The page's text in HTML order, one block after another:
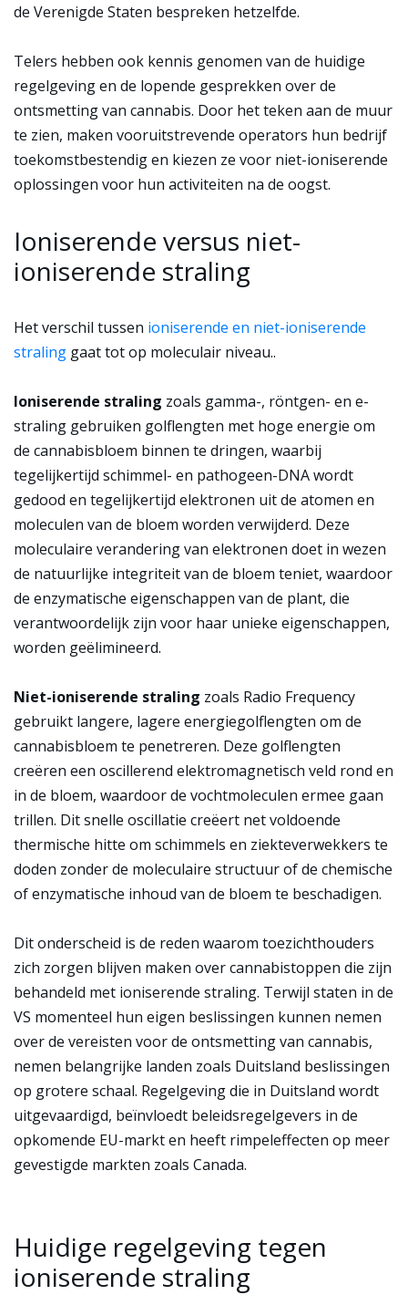
de Verenigde Staten bespreken hetzelfde.
Telers hebben ook kennis genomen van de huidige
regelgeving en de lopende gesprekken over de
ontsmetting van cannabis. Door het teken aan de muur
te zien, maken vooruitstrevende operators hun bedrijf
toekomstbestendig en kiezen ze voor niet-ioniserende
oplossingen voor hun activiteiten na de oogst.
Ioniserende versus niet-
ioniserende straling
Het verschil tussen ioniserende en niet-ioniserende
straling gaat tot op moleculair niveau..
Ioniserende straling zoals gamma-, röntgen- en e-
straling gebruiken golflengten met hoge energie om
de cannabisbloem binnen te dringen, waarbij
tegelijkertijd schimmel- en pathogeen-DNA wordt
gedood en tegelijkertijd elektronen uit de atomen en
moleculen van de bloem worden verwijderd. Deze
moleculaire verandering van elektronen doet in wezen
de natuurlijke integriteit van de bloem teniet, waardoor
de enzymatische eigenschappen van de plant, die
verantwoordelijk zijn voor haar unieke eigenschappen,
worden geëlimineerd.
Niet-ioniserende straling zoals Radio Frequency
gebruikt langere, lagere energiegolflengten om de
cannabisbloem te penetreren. Deze golflengten
creëren een oscillerend elektromagnetisch veld rond en
in de bloem, waardoor de vochtmoleculen ermee gaan
trillen. Ditsnelle oscillatie creëert net voldoende
thermische hitte om schimmels en ziekteverwekkers te
doden zonder de moleculaire structuur of de chemische
of enzymatische inhoud van de bloem te beschadigen.
Dit onderscheid is de reden waarom toezichthouders
zich zorgen blijven maken over cannabistoppen die zijn
behandeld met ioniserende straling. Terwijl staten in de
VS momenteel hun eigen beslissingen kunnen nemen
over de vereisten voor de ontsmetting van cannabis,
nemen belangrijke landen zoals Duitsland beslissingen
op grotere schaal. Regelgeving die in Duitsland wordt
uitgevaardigd, beïnvloedt beleidsregelgevers in de
opkomende EU-markt en heeft rimpeleffecten op meer
gevestigde markten zoals Canada.
Huidige regelgeving tegen
ioniserende straling